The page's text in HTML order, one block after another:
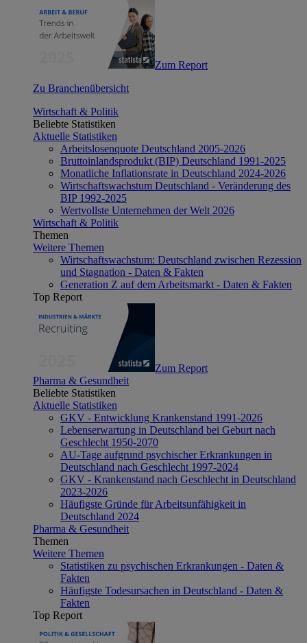
Zum Report
Zu Branchenübersicht
Wirtschaft & Politik
Beliebte Statistiken
Aktuelle Statistiken
Arbeitslosenquote Deutschland 2005-2026
Bruttoinlandsprodukt (BIP) Deutschland 1991-2025
Monatliche Inflationsrate in Deutschland 2024-2026
Wirtschaftswachstum Deutschland - Veränderung des
BIP 1992-2025
Wertvollste Unternehmen der Welt 2026
Wirtschaft & Politik
Themen
Weitere Themen
Wirtschaftswachstum: Deutschland zwischen Rezession
und Stagnation - Daten & Fakten
Generation Z auf dem Arbeitsmarkt - Daten & Fakten
Top Report
Zum Report
Pharma & Gesundheit
Beliebte Statistiken
Aktuelle Statistiken
GKV - Entwicklung Krankenstand 1991-2026
Lebenserwartung in Deutschland bei Geburt nach
Geschlecht 1950-2070
AU-Tage aufgrund psychischer Erkrankungen in
Deutschland nach Geschlecht 1997-2024
GKV - Krankenstand nach Geschlecht in Deutschland
2023-2026
Häufigste Gründe für Arbeitsunfähigkeit in
Deutschland 2024
Pharma & Gesundheit
Themen
Weitere Themen
Statistiken zu psychischen Erkrankungen - Daten &
Fakten
Häufigste Todesursachen in Deutschland - Daten &
Fakten
Top Report